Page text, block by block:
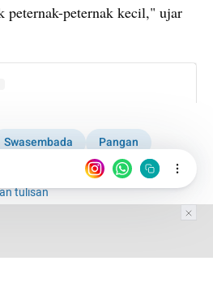
peternak-peternak kecil," ujar
Swasembada
Pangan
tulisan